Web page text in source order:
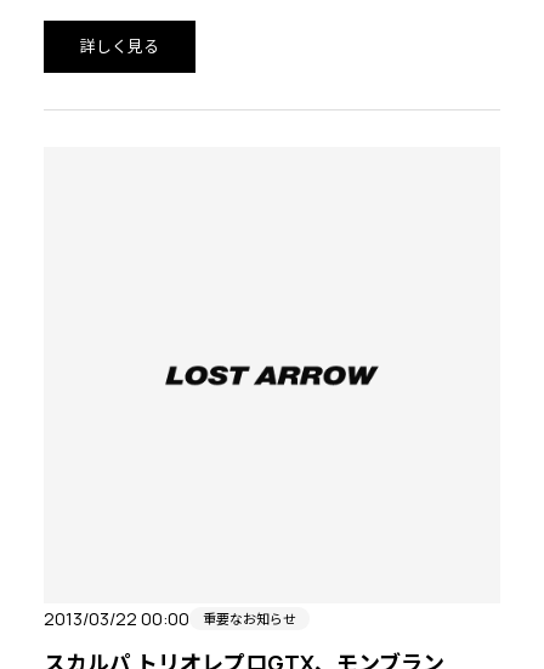
詳しく見る
2013/03/22 00:00 重要なお知らせ
スカルパ トリオレプロGTX、モンブラン